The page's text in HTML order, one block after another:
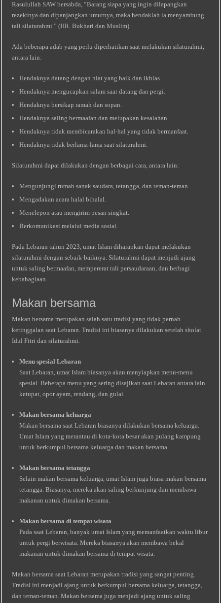
Rasulullah SAW bersabda, “Barang siapa yang ingin dilapangkan
rezekinya dan dipanjangkan umurnya, maka hendaklah ia menyambung
tali silaturahmi.” (HR. Bukhari dan Muslim).
Ada beberapa adab yang perlu diperhatikan saat melakukan silaturahmi,
antara lain:
Hendaknya datang dengan niat yang baik dan ikhlas.
Hendaknya mengucapkan salam saat datang dan pergi.
Hendaknya bersikap ramah dan sopan.
Hendaknya saling bermaafan dan melupakan kesalahan.
Hendaknya tidak membicarakan hal-hal yang tidak bermanfaat.
Hendaknya tidak berlama-lama saat silaturahmi.
Silaturahmi dapat dilakukan dengan berbagai cara, antara lain:
Mengunjungi rumah sanak saudara, tetangga, dan teman-teman.
Mengadakan acara halal bihalal.
Menelepon atau mengirim pesan singkat.
Berkomunikasi melalui media sosial.
Pada Lebaran tahun 2023, umat Islam diharapkan dapat melakukan
silaturahmi dengan sebaik-baiknya. Silaturahmi dapat menjadi ajang
untuk saling bermaafan, mempererat tali persaudaraan, dan berbagi
kebahagiaan.
Makan bersama
Makan bersama merupakan salah satu tradisi yang tidak pernah
ketinggalan saat Lebaran. Tradisi ini biasanya dilakukan setelah sholat
Idul Fitri dan silaturahmi.
Menu spesial Lebaran
Saat Lebaran, umat Islam biasanya akan menyiapkan menu-menu
spesial. Beberapa menu yang sering disajikan saat Lebaran antara lain
ketupat, opor ayam, rendang, dan gulai.
Makan bersama keluarga
Makan bersama saat Lebaran biasanya dilakukan bersama keluarga.
Umat Islam yang merantau di kota-kota besar akan pulang kampung
untuk berkumpul bersama keluarga dan makan bersama.
Makan bersama tetangga
Selain makan bersama keluarga, umat Islam juga biasa makan bersama
tetangga. Biasanya, mereka akan saling berkunjung dan membawa
makanan untuk dimakan bersama.
Makan bersama di tempat wisata
Pada saat Lebaran, banyak umat Islam yang memanfaatkan waktu libur
untuk pergi berwisata. Mereka biasanya akan membawa bekal
makanan untuk dimakan bersama di tempat wisata.
Makan bersama saat Lebaran merupakan tradisi yang sangat penting.
Tradisi ini menjadi ajang untuk berkumpul bersama keluarga, tetangga,
dan teman-teman. Makan bersama juga menjadi ajang untuk saling